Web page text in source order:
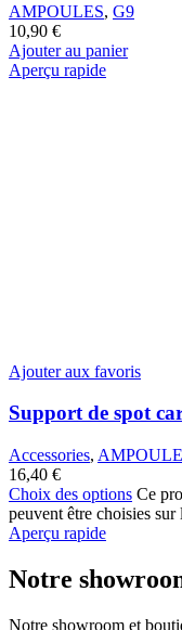
AMPOULES, G9
10,90 €
Ajouter au panier
Aperçu rapide
Ajouter aux favoris
Support de spot
Accessories,
16,40 €
Choix des options Ce
peuvent être choisies
Aperçu rapide
Notre
Notre showroom et